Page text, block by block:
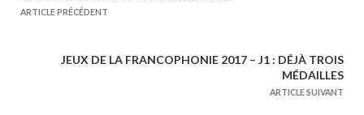
N
ARTICLE PRÉCÉDENT
JEUX DE LA FRANCOPHONIE 2017 – J1 : DÉJÀ TROIS
MÉDAILLES
ARTICLE SUIVANT